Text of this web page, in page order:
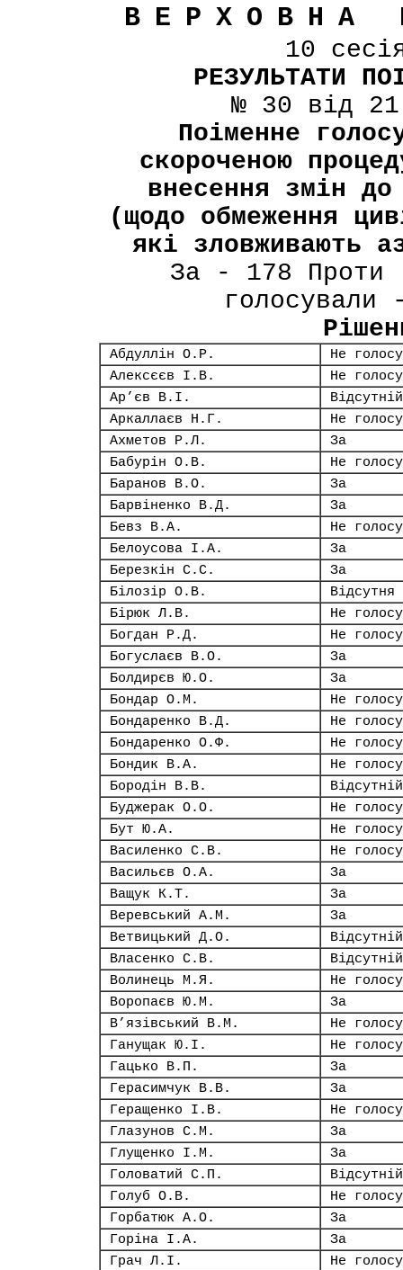
ВЕРХОВНА
10
РЕЗУЛЬТАТИ
№ 30 від
Поіменне
скороченою
внесення змін
(щодо обмеження
які зловживають
За - 178 Проти
Абдуллін О.Р.
Не
Алексєєв І.В.
Не
Ар’єв В.І.
Відсутній
Аркаллаєв Н.Г.
Не
Ахметов Р.Л.
За
Бабурін О.В.
Не
Баранов В.О.
За
Барвіненко В.Д.
За
Бевз В.А.
Не
Белоусова І.А.
За
Березкін С.С.
За
Білозір О.В.
Відсутня
Бірюк Л.В.
Не
Богдан Р.Д.
Не
Богуслаєв В.О.
За
Болдирєв Ю.О.
За
Бондар О.М.
Не
Бондаренко В.Д.
Не
Бондаренко О.Ф.
Не
Бондик В.А.
Не
Бородін В.В.
Відсутній
Буджерак О.О.
Не
Бут Ю.А.
Не
Василенко С.В.
Не
Васильєв О.А.
За
Ващук К.Т.
За
Веревський А.М.
За
Ветвицький Д.О.
Відсутній
Власенко С.В.
Відсутній
Волинець М.Я.
Не
Воропаєв Ю.М.
За
В’язівський В.М.
Не
Ганущак Ю.І.
Не
Гацько В.П.
За
Герасимчук В.В.
За
Геращенко І.В.
Не
Глазунов С.М.
За
Глущенко І.М.
За
Головатий С.П.
Відсутній
Голуб О.В.
Не
Горбатюк А.О.
За
Горіна І.А.
За
Грач Л.І.
Не